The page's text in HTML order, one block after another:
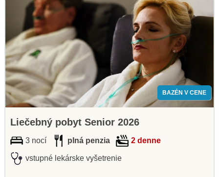
BAZÉN V CENE
Liečebný pobyt Senior 2026
3 nocí plná penzia 2 denne
vstupné lekárske vyšetrenie